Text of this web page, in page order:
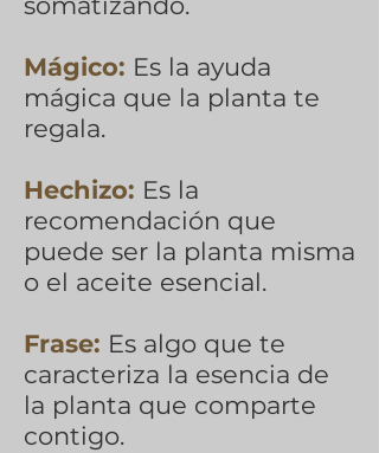
Mágico: Es la ayuda
mágica que la planta te
regala.
Hechizo: Es la
recomendación que
puede ser la planta misma
o el aceite esencial.
Frase: Es algo que te
caracteriza la esencia de
la planta que comparte
contigo.